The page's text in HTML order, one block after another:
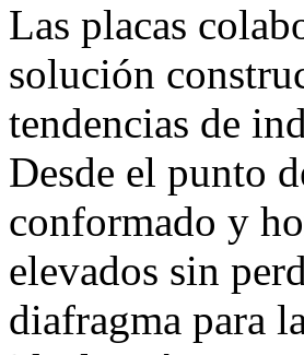
Las placas
solución
tendencias de
Desde el punto
conformado y
elevados sin
diafragma para